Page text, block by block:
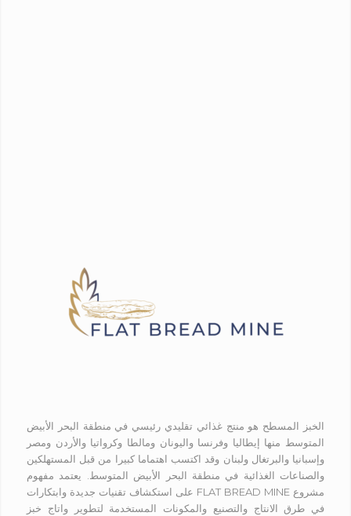
الخبز المسطح هو منتج غذائي تقليدي رئيسي في منطقة البحر الأبيض
المتوسط منها إيطاليا وفرنسا واليونان ومالطا وكرواتيا والأردن ومصر
وإسبانيا والبرتغال ولبنان وقد اكتسب اهتماما كبيرا من قبل المستهلكين
والصناعات الغذائية في منطقة البحر الأبيض المتوسط. يعتمد مفهوم
مشروع FLAT BREAD MINE على استكشاف تقنيات جديدة وابتكارات
في طرق الانتاج والتصنيع والمكونات المستخدمة لتطوير واتاج خبز